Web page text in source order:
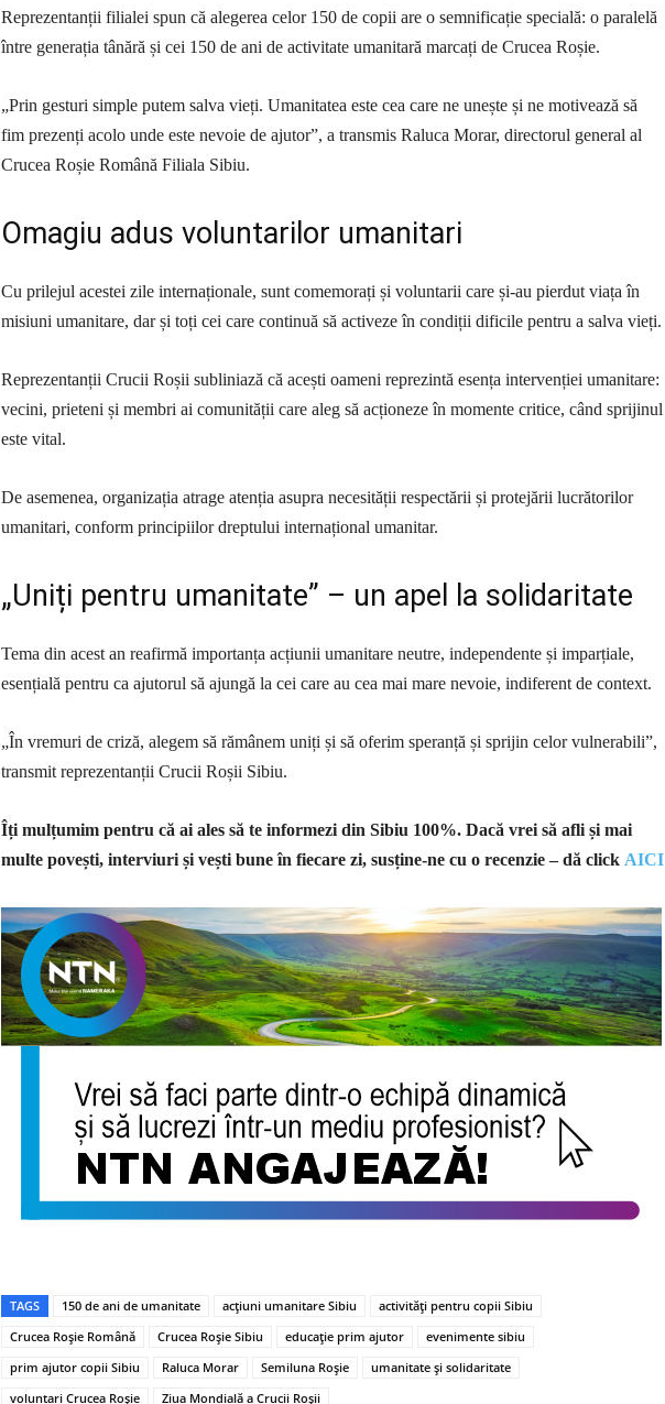
Reprezentanții filialei spun că alegerea celor 150 de copii are o semnificație specială: o paralelă
între generația tânără și cei 150 de ani de activitate umanitară marcați de Crucea Roșie.
„Prin gesturi simple putem salva vieți. Umanitatea este cea care ne unește și ne motivează să
fim prezenți acolo unde este nevoie de ajutor”, a transmis Raluca Morar, directorul general al
Crucea Roșie Română Filiala Sibiu.
Omagiu adus voluntarilor umanitari
Cu prilejul acestei zile internaționale, sunt comemorați și voluntarii care și-au pierdut viața în
misiuni umanitare, dar și toți cei care continuă să activeze în condiții dificile pentru a salva vieți.
Reprezentanții Crucii Roșii subliniază că acești oameni reprezintă esența intervenției umanitare:
vecini, prieteni și membri ai comunității care aleg să acționeze în momente critice, când sprijinul
este vital.
De asemenea, organizația atrage atenția asupra necesității respectării și protejării lucrătorilor
umanitari, conform principiilor dreptului internațional umanitar.
„Uniți pentru umanitate” – un apel la solidaritate
Tema din acest an reafirmă importanța acțiunii umanitare neutre, independente și imparțiale,
esențială pentru ca ajutorul să ajungă la cei care au cea mai mare nevoie, indiferent de context.
„În vremuri de criză, alegem să rămânem uniți și să oferim speranță și sprijin celor vulnerabili”,
transmit reprezentanții Crucii Roșii Sibiu.
Îți mulțumim pentru că ai ales să te informezi din Sibiu 100%. Dacă vrei să afli și mai
multe povești, interviuri și vești bune în fiecare zi, susține-ne cu o recenzie – dă click AICI
TAGS 150 de ani de umanitate acțiuni umanitare Sibiu
activități pentru copii Sibiu
Crucea Roșie Română
Crucea Roșie Sibiu educație prim ajutor
evenimente sibiu
prim ajutor copii Sibiu
Raluca Morar Semiluna Roșie
umanitate și solidaritate
voluntari Crucea Roșie
Ziua Mondială a Crucii Roșii